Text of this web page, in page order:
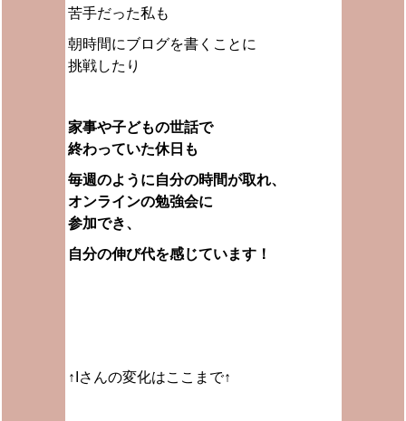
苦手だった私も
朝時間にブログを書くことに
挑戦したり
家事や子どもの世話で
終わっていた休日も
毎週のように自分の時間が取れ、
オンラインの勉強会に
参加でき、
自分の伸び代を感じています！
↑Iさんの変化はここまで↑